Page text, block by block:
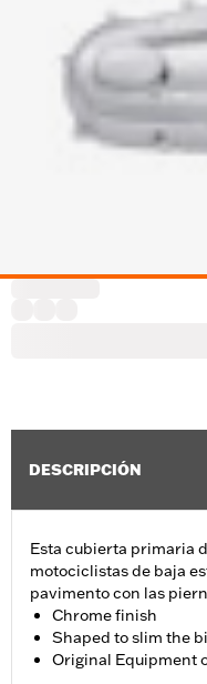
DESCRIPCIÓN
Esta cubierta primaria
motociclistas de baja
pavimento con las
Chrome finish
Shaped to slim the
Original Equipment